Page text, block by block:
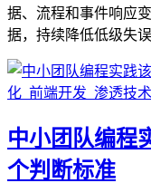
据、流程和事件响应
据，持续降低低级失
中小团队编程
个判断标准